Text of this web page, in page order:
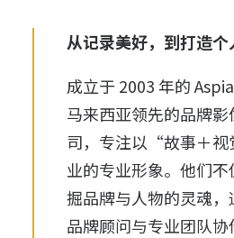
从记录美好，到打造个
成立于 2003 年的
马来西亚领先的品牌
司，专注以“故事＋
业的专业形象。他们
掘品牌与人物的灵魂，
品牌顾问与专业团队